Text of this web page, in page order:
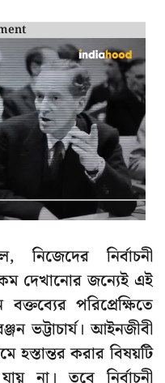
নির্বাচনী
দেখানোর জন্যেই এই
পরিপ্রেক্ষিতে
ভট্টাচার্য। আইনজীবী
হস্তান্তর করার বিষয়টি